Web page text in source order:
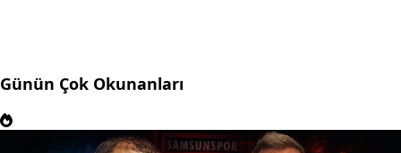
Günün Çok Okunanları